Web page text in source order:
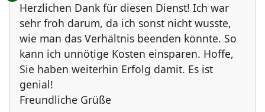
Herzlichen Dank für diesen Dienst! Ich war
sehr froh darum, da ich sonst nicht wusste,
wie man das Verhältnis beenden könnte. So
kann ich unnötige Kosten einsparen. Hoffe,
Sie haben weiterhin Erfolg damit. Es ist
genial!
Freundliche Grüße